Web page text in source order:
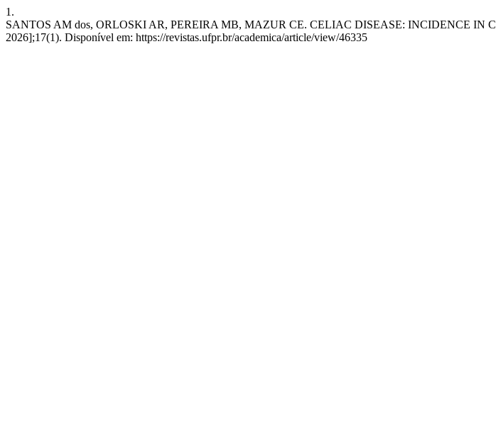
1.
SANTOS AM dos, ORLOSKI AR, PEREIRA MB, MAZUR CE. CELIAC DISEASE: INCIDENCE IN
2026];17(1). Disponível em: https://revistas.ufpr.br/academica/article/view/46335